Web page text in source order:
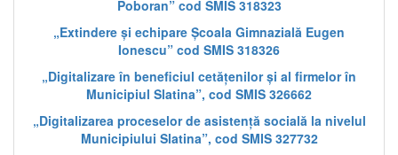
Poboran” cod SMIS 318323
„Extindere și echipare Școala Gimnazială Eugen
Ionescu” cod SMIS 318326
„Digitalizare în beneficiul cetățenilor și al firmelor în
Municipiul Slatina”, cod SMIS 326662
„Digitalizarea proceselor de asistență socială la nivelul
Municipiului Slatina”, cod SMIS 327732